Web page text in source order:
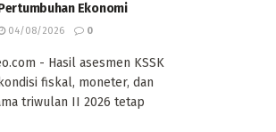
Ekonomi
04/08/2026 0
- Hasil asesmen KSSK
fiskal, moneter, dan
triwulan II 2026 tetap